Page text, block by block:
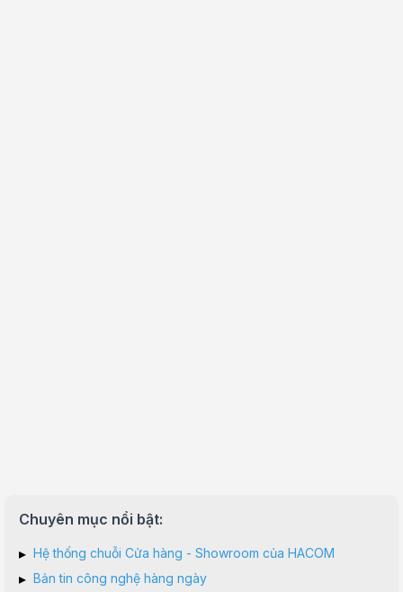
Chuyên mục nổi bật:
▸ Hệ thống chuỗi Cửa hàng - Showroom của HACOM
▸ Bản tin công nghệ hàng ngày